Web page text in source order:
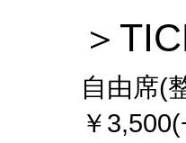
＞
自由席(
￥